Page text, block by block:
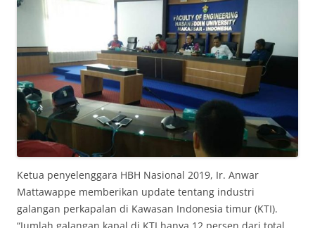
Ketua penyelenggara HBH Nasional 2019, Ir. Anwar
Mattawappe memberikan update tentang industri
galangan perkapalan di Kawasan Indonesia timur (KTI).